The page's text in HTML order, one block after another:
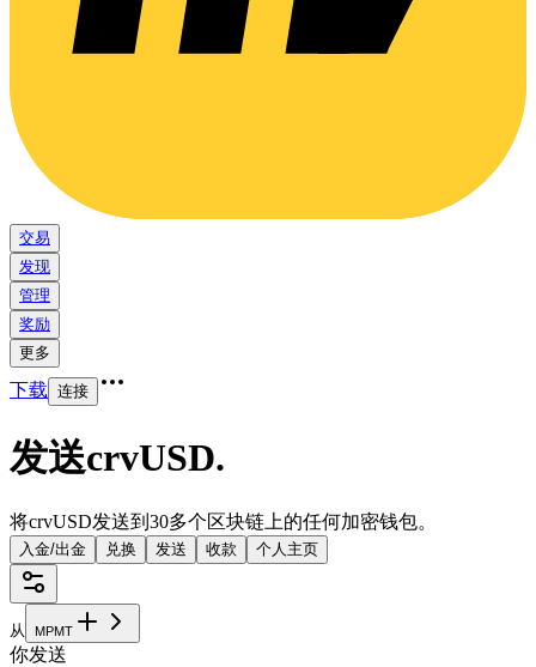
交易
发现
管理
奖励
更多
下载 连接
发送crvUSD.
将crvUSD发送到30多个区块链上的任何加密钱包。
入金/出金 兑换 发送 收款 个人主页
从 MPMT
你发送